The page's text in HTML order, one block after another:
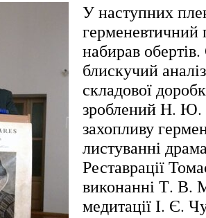
У наступних
герменевтичний
набирав обертів.
блискучий
складової
зроблений Н. Ю.
захопливу
листуванні
Реставрації
виконанні Т. В.
медитації І. Є.